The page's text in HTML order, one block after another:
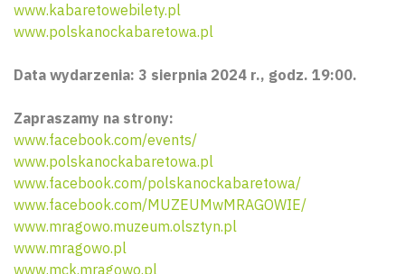
www.kabaretowebilety.pl
www.polskanockabaretowa.pl
Data wydarzenia: 3 sierpnia 2024 r., godz. 19:00.
Zapraszamy na strony:
www.facebook.com/events/
www.polskanockabaretowa.pl
www.facebook.com/polskanockabaretowa/
www.facebook.com/MUZEUMwMRAGOWIE/
www.mragowo.muzeum.olsztyn.pl
www.mragowo.pl
www.mck.mragowo.pl